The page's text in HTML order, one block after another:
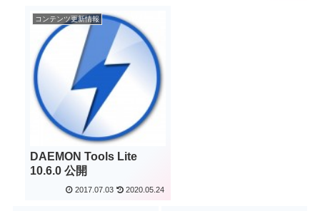
コンテンツ更新情報
DAEMON Tools Lite
10.6.0 公開
2017.07.03 2020.05.24